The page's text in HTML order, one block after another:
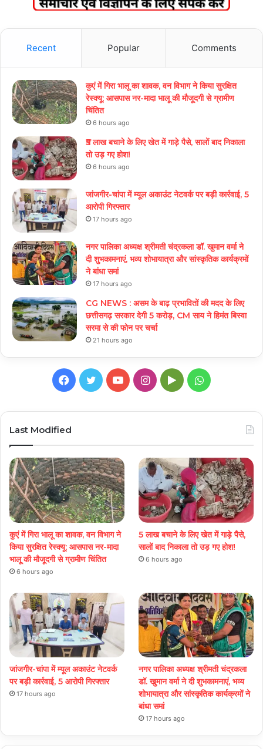
Recent Popular Comments
कुएं में गिरा भालू का शावक, वन विभाग ने किया सुरक्षित
रेस्क्यू; आसपास नर-मादा भालू की मौजूदगी से ग्रामीण
चिंतित
6 hours ago
₹5 लाख बचाने के लिए खेत में गाड़े पैसे, सालों बाद निकाला
तो उड़ गए होश!
6 hours ago
जांजगीर-चांपा में म्यूल अकाउंट नेटवर्क पर बड़ी कार्रवाई, 5
आरोपी गिरफ्तार
17 hours ago
नगर पालिका अध्यक्ष श्रीमती चंद्रकला डॉ. खुमान वर्मा ने
दी शुभकामनाएं, भव्य शोभायात्रा और सांस्कृतिक कार्यक्रमों
ने बांधा समां
17 hours ago
CG NEWS : असम के बाढ़ प्रभावितों की मदद के लिए
छत्तीसगढ़ सरकार देगी 5 करोड़, CM साय ने हिमंत बिस्वा
सरमा से की फोन पर चर्चा
21 hours ago
Facebook
TwitterYouTubeInstagram
GoogleWhatsApp
Last Modified
कुएं में गिरा भालू का शावक, वन विभाग ने
किया सुरक्षित रेस्क्यू; आसपास नर-मादा
भालू की मौजूदगी से ग्रामीण चिंतित
6 hours ago
5 लाख बचाने के लिए खेत में गाड़े पैसे,
सालों बाद निकाला तो उड़ गए होश!
6 hours ago
जांजगीर-चांपा में म्यूल अकाउंट नेटवर्क
पर बड़ी कार्रवाई, 5 आरोपी गिरफ्तार
17 hours ago
नगर पालिका अध्यक्ष श्रीमती चंद्रकला
डॉ. खुमान वर्मा ने दी शुभकामनाएं, भव्य
शोभायात्रा और सांस्कृतिक कार्यक्रमों ने
बांधा समां
17 hours ago